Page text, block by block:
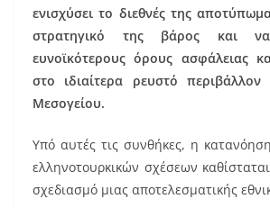
ενισχύσει το διεθνές της
στρατηγικό της βάρος και
ευνοϊκότερους όρους ασφάλειας
στο ιδιαίτερα ρευστό περιβάλλον
Μεσογείου.
Υπό αυτές τις συνθήκες, η
ελληνοτουρκικών σχέσεων
σχεδιασμό μιας αποτελεσματικής